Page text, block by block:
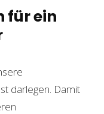
für ein
darlegen. Damit